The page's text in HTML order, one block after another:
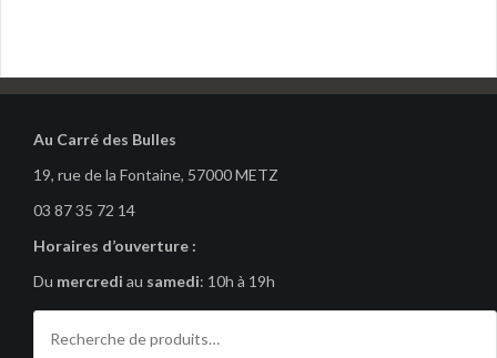
Au Carré des Bulles
19, rue de la Fontaine, 57000 METZ
03 87 35 72 14
Horaires d’ouverture :
Du mercredi au samedi: 10h à 19h
pour :